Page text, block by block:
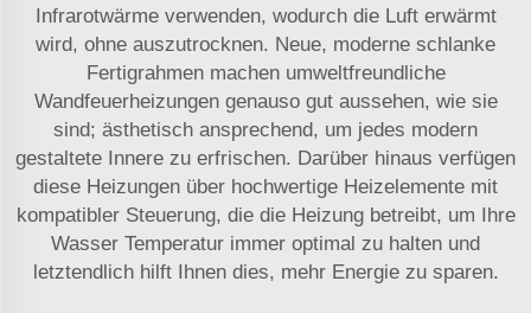
Infrarotwärme verwenden, wodurch die Luft erwärmt
wird, ohne auszutrocknen. Neue, moderne schlanke
Fertigrahmen machen umweltfreundliche
Wandfeuerheizungen genauso gut aussehen, wie sie
sind; ästhetisch ansprechend, um jedes modern
gestaltete Innere zu erfrischen. Darüber hinaus verfügen
diese Heizungen über hochwertige Heizelemente mit
kompatibler Steuerung, die die Heizung betreibt, um Ihre
Wasser Temperatur immer optimal zu halten und
letztendlich hilft Ihnen dies, mehr Energie zu sparen.